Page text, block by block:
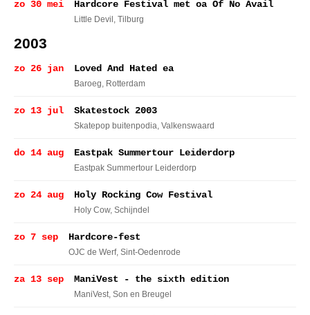
zo 30 mei Hardcore Festival met oa Of No Avail
Little Devil , Tilburg
2003
zo 26 jan Loved And Hated ea
Baroeg, Rotterdam
zo 13 jul Skatestock 2003
Skatepop buitenpodia, Valkenswaard
do 14 aug Eastpak Summertour Leiderdorp
Eastpak Summertour Leiderdorp
zo 24 aug Holy Rocking Cow Festival
Holy Cow, Schijndel
zo 7 sep Hardcore-fest
OJC de Werf, Sint-Oedenrode
za 13 sep ManiVest - the sixth edition
ManiVest, Son en Breugel